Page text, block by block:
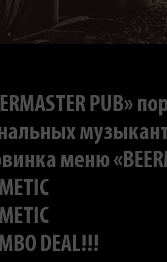
PUB»
меню
DEAL!!!